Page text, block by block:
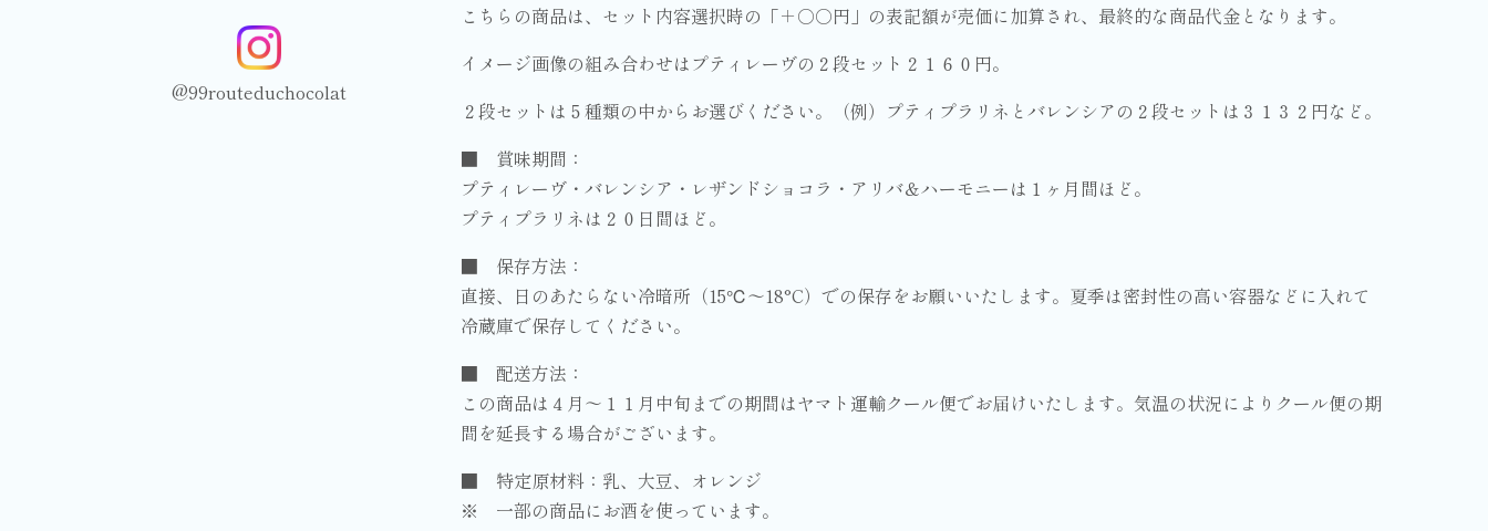
こちらの商品は、セット内容選択時の「＋○○円」の表記額が売価に加算され、最終的な商品代金となります。
イメージ画像の組み合わせはプティレーヴの２段セット２１６０円。
２段セットは５種類の中からお選びください。（例）プティプラリネとバレンシアの２段セットは３１３２円など。
■ 賞味期間：
プティレーヴ・バレンシア・レザンドショコラ・アリバ＆ハーモニーは１ヶ月間ほど。
プティプラリネは２０日間ほど。
■ 保存方法：
直接、日のあたらない冷暗所（15℃～18°C）での保存をお願いいたします。夏季は密封性の高い容器などに入れて
冷蔵庫で保存してください。
■ 配送方法：
この商品は４月～１１月中旬までの期間はヤマト運輸クール便でお届けいたします。気温の状況によりクール便の期
間を延長する場合がございます。
■ 特定原材料：乳、大豆、オレンジ
※ 一部の商品にお酒を使っています。
@99routeduchocolat